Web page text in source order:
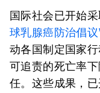
国际社会已开始
球乳腺癌防治倡议
动各国制定国家
可追责的死亡率
任。这些成果，